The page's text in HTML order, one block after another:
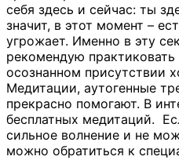
себя здесь и сейчас: ты
значит, в этот момент –
угрожает. Именно в эту
рекомендую
осознанном присутствии
Медитации, аутогенные
прекрасно помогают. В
бесплатных медитаций.
сильное волнение и не
можно обратиться к